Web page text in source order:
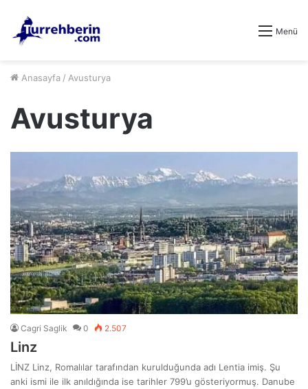
Menü
Anasayfa / Avusturya
Avusturya
Cagri Saglik 0 2.507
Linz
LİNZ Linz, Romalılar tarafından kurulduğunda adı Lentia imiş. Şu
anki ismi ile ilk anıldığında ise tarihler 799’u gösteriyormuş. Danube